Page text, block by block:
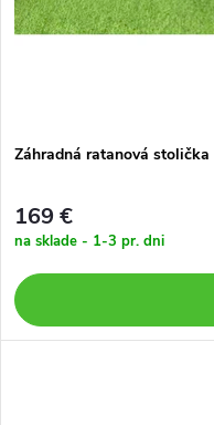
Záhradná ratanová stolička
169 €
na sklade - 1-3 pr. dni